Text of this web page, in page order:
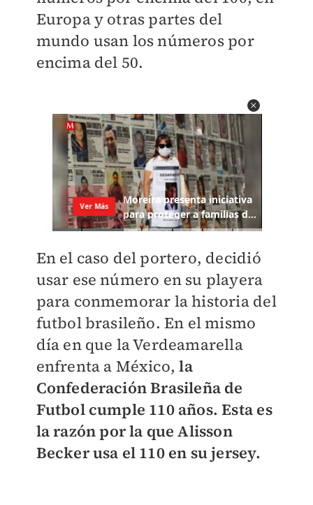
Europa y otras partes del
mundo usan los números por
encima del 50.
En el caso del portero, decidió
usar ese número en su playera
para conmemorar la historia del
futbol brasileño. En el mismo
día en que la Verdeamarella
enfrenta a México,la
Confederación Brasileña de
Futbol cumple 110 años. Esta es
la razón por la que Alisson
Becker usa el 110 en su jersey.